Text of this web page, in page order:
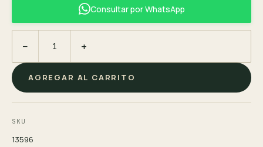
Consultar por WhatsApp
− +
AGREGAR AL CARRITO
SKU
13596